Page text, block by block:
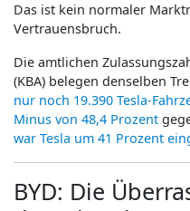
Das ist kein normaler
Vertrauensbruch.
Die amtlichen
(KBA) belegen denselben
nur noch 19.390 Tesla-
Minus von 48,4 Prozent
war Tesla um 41 Prozent
BYD: Die